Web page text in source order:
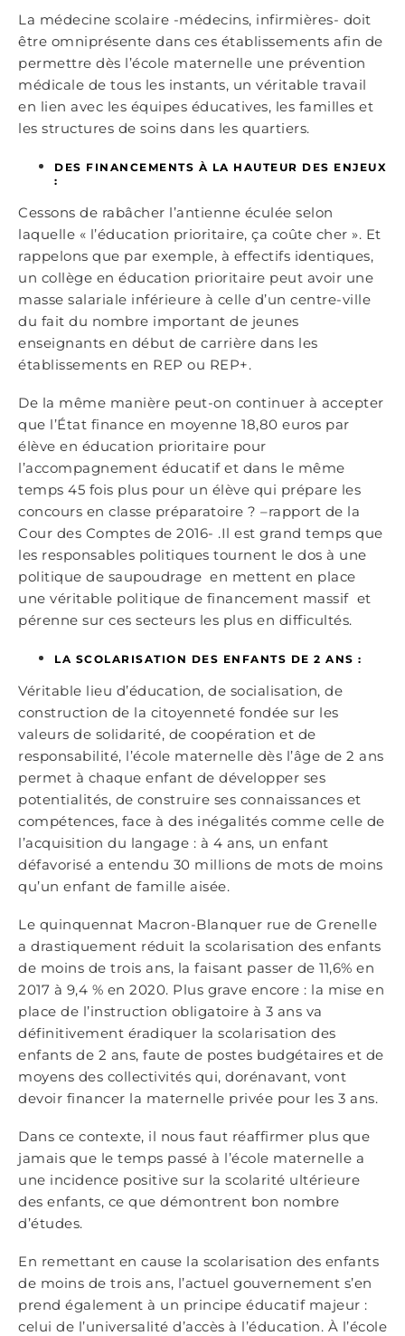
La médecine scolaire -médecins, infirmières- doit
être omniprésente dans ces établissements afin de
permettre dès l’école maternelle une prévention
médicale de tous les instants, un véritable travail
en lien avec les équipes éducatives, les familles et
les structures de soins dans les quartiers.
DES FINANCEMENTS À LA HAUTEUR DES ENJEUX
:
Cessons de rabâcher l’antienne éculée selon
laquelle « l’éducation prioritaire, ça coûte cher ». Et
rappelons que par exemple, à effectifs identiques,
un collège en éducation prioritaire peut avoir une
masse salariale inférieure à celle d’un centre-ville
du fait du nombre important de jeunes
enseignants en début de carrière dans les
établissements en REP ou REP+.
De la même manière peut-on continuer à accepter
que l’État finance en moyenne 18,80 euros par
élève en éducation prioritaire pour
l’accompagnement éducatif et dans le même
temps 45 fois plus pour un élève qui prépare les
concours en classe préparatoire ? –rapport de la
Cour des Comptes de 2016- .Il est grand temps que
les responsables politiques tournent le dos à une
politique de saupoudrage en mettent en place
une véritable politique de financement massif et
pérenne sur ces secteurs les plus en difficultés.
LA SCOLARISATION DES ENFANTS DE 2 ANS :
Véritable lieu d’éducation, de socialisation, de
construction de la citoyenneté fondée sur les
valeurs de solidarité, de coopération et de
responsabilité, l’école maternelle dès l’âge de 2 ans
permet à chaque enfant de développer ses
potentialités, de construire ses connaissances et
compétences, face à des inégalités comme celle de
l’acquisition du langage : à 4 ans, un enfant
défavorisé a entendu 30 millions de mots de moins
qu’un enfant de famille aisée.
Le quinquennat Macron-Blanquer rue de Grenelle
a drastiquement réduit la scolarisation des enfants
de moins de trois ans, la faisant passer de 11,6% en
2017 à 9,4 % en 2020. Plus grave encore : la mise en
place de l’instruction obligatoire à 3 ans va
définitivement éradiquer la scolarisation des
enfants de 2 ans, faute de postes budgétaires et de
moyens des collectivités qui, dorénavant, vont
devoir financer la maternelle privée pour les 3 ans.
Dans ce contexte, il nous faut réaffirmer plus que
jamais que le temps passé à l’école maternelle a
une incidence positive sur la scolarité ultérieure
des enfants, ce que démontrent bon nombre
d’études.
En remettant en cause la scolarisation des enfants
de moins de trois ans, l’actuel gouvernement s’en
prend également à un principe éducatif majeur :
celui de l’universalité d’accès à l’éducation. À l’école